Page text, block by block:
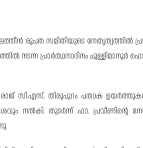
ലത്തീൻ രൂപത സമിതിയുടെ നേതൃത്വത്തിൽ
നടന്ന പ്രാർത്ഥനാദിനം ചുള്ളിമാനൂർ
രാജ് സി.എസ്. തിരുപുറം പതാക
നൽകി. തുടർന്ന് ഫാ.